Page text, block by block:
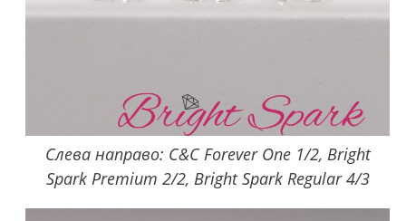
Слева направо: C&C Forever One 1/2, Bright
Spark Premium 2/2, Bright Spark Regular 4/3